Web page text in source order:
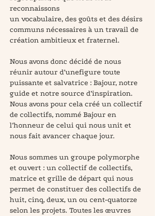
reconnaissons
un vocabulaire, des goûts et des désirs
communs nécessaires à un travail de
création ambitieux et fraternel.
Nous avons donc décidé de nous
réunir autour d’unefigure toute
puissante et salvatrice : Bajour, notre
guide et notre source d’inspiration.
Nous avons pour cela créé un collectif
de collectifs, nommé Bajour en
l’honneur de celui qui nous unit et
nous fait avancer chaque jour.
Nous sommes un groupe polymorphe
et ouvert : un collectif de collectifs,
matrice et grille de départ qui nous
permet de constituer des collectifs de
huit, cinq, deux, un ou cent-quatorze
selon les projets. Toutes les œuvres